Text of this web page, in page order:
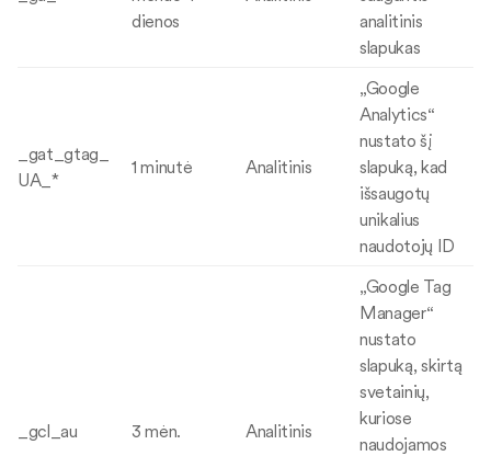
dienos
analitinis
slapukas
_gat_gtag_
UA_*
1 minutė Analitinis
„Google
Analytics“
nustato šį
slapuką, kad
išsaugotų
unikalius
naudotojų ID
_gcl_au 3 mėn. Analitinis
„Google Tag
Manager“
nustato
slapuką, skirtą
svetainių,
kuriose
naudojamos